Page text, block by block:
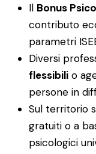
Il Bonus
contributo
parametri
Diversi
flessibili o
persone in
Sul territorio
gratuiti o a
psicologici